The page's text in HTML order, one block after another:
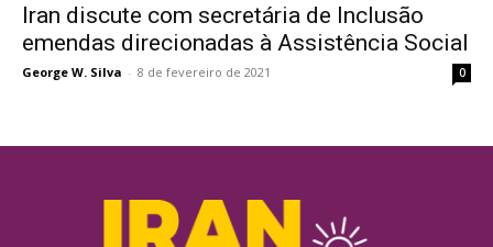
Iran discute com secretária de Inclusão
emendas direcionadas à Assistência Social
George W. Silva - 8 de fevereiro de 2021 0